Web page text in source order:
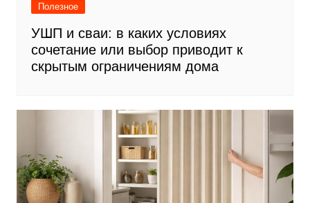
Полезное
УШП и сваи: в каких условиях
сочетание или выбор приводит к
скрытым ограничениям дома